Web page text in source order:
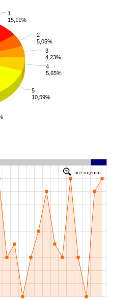
1
15,11%
2
5,05%
3
4,23%
4
5,65%
5
10,59%
все оценки